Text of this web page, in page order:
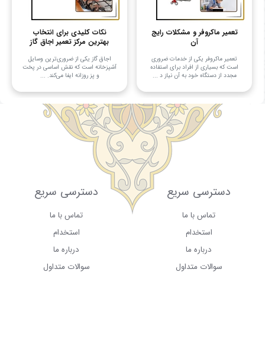
تعمیر ماکروفر و مشکلات رایج
آن
تعمیر ماکروفر یکی از خدمات ضروری
است که بسیاری از افراد برای استفاده
مجدد از دستگاه خود به آن نیاز د ...
نکات کلیدی برای انتخاب
بهترین مرکز تعمیر اجاق گاز
اجاق گاز یکی از ضروری‌ترین وسایل
آشپزخانه است که نقش اساسی در پخت
و پز روزانه ایفا می‌کند. ...
دسترسی سریع
تماس با ما
استخدام
درباره ما
سوالات متداول
دسترسی سریع
تماس با ما
استخدام
درباره ما
سوالات متداول